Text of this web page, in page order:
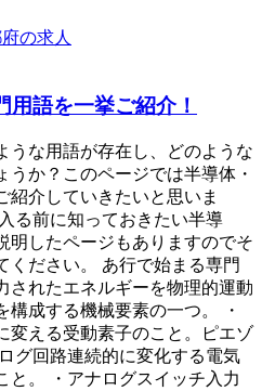
の求人
語を一挙ご紹介！
うな用語が存在し、どのような
か？このページでは半導体・
紹介していきたいと思いま
る前に知っておきたい半導
明したページもありますのでそ
ください。 あ行で始まる専門
されたエネルギーを物理的運動
成する機械要素の一つ。 ・
変える受動素子のこと。ピエゾ
グ回路連続的に変化する電気
と。 ・アナログスイッチ入力